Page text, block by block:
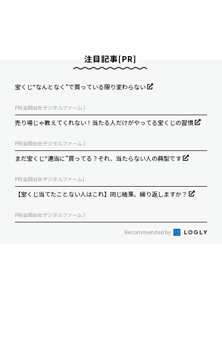
注目記事[PR]
宝くじ“なんとなく”で買っている限り変わらない
PR(合同会社デジタルファーム )
売り場じゃ教えてくれない！当たる人だけがやってる宝くじの習慣
PR(合同会社デジタルファーム )
まだ宝くじ“適当に”買ってる？それ、当たらない人の典型です
PR(合同会社デジタルファーム)
【宝くじ当てたことない人はこれ】同じ結果、繰り返しますか？
PR(合同会社デジタルファーム )
Recommended by